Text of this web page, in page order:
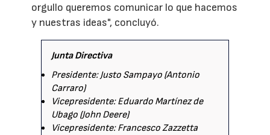
orgullo queremos comunicar lo que hacemos
y nuestras ideas", concluyó.
Junta Directiva
Presidente: Justo Sampayo (Antonio
Carraro)
Vicepresidente: Eduardo Martínez de
Ubago (John Deere)
Vicepresidente: Francesco Zazzetta